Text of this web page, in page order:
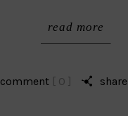
read more
comment [ 0 ] share